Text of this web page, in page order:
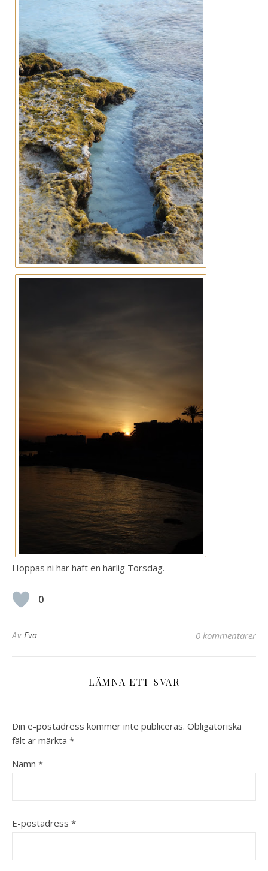
Hoppas ni har haft en härlig Torsdag.
0
Av Eva 0 kommentarer
LÄMNA ETT SVAR
Din e-postadress kommer inte publiceras. Obligatoriska
fält är märkta *
Namn *
E-postadress *